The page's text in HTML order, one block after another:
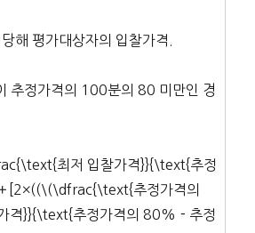
해 평가대상자의 입찰가격.
추정가격의 100분의 80 미만인 경
최저 입찰가격}}{\text{추정
[2×((\(\dfrac{\text{추정가격의
격}}{\text{추정가격의 80%－추정